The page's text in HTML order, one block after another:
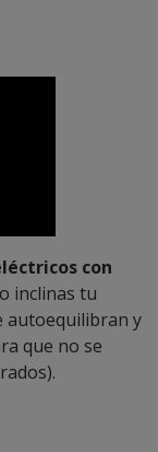
con
inclinas tu
autoequilibran y
que no se